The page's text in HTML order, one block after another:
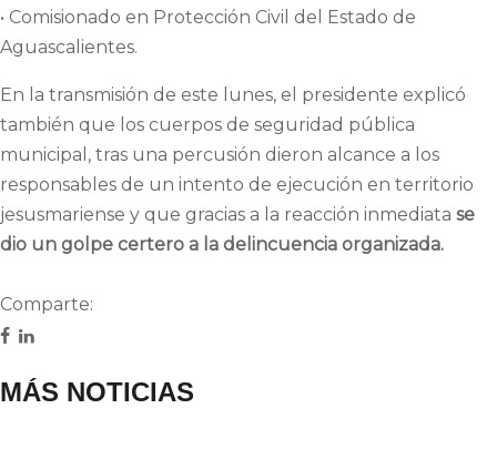
• Comisionado en Protección Civil del Estado de
Aguascalientes.
En la transmisión de este lunes, el presidente explicó
también que los cuerpos de seguridad pública
municipal, tras una percusión dieron alcance a los
responsables de un intento de ejecución en territorio
jesusmariense y que gracias a la reacción inmediata se
dio un golpe certero a la delincuencia organizada.
Comparte:
MÁS NOTICIAS